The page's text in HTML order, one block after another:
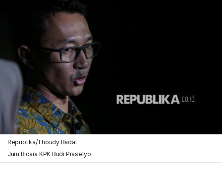
Republika/Thoudy Badai
Juru Bicara KPK Budi Prasetyo